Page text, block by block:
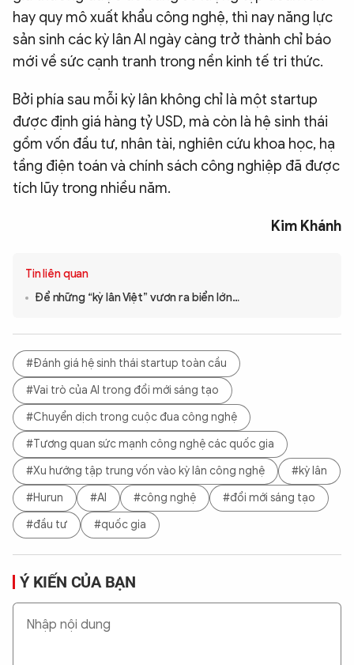
hay quy mô xuất khẩu công nghệ, thì nay năng lực
sản sinh các kỳ lân AI ngày càng trở thành chỉ báo
mới về sức cạnh tranh trong nền kinh tế tri thức.
Bởi phía sau mỗi kỳ lân không chỉ là một startup
được định giá hàng tỷ USD, mà còn là hệ sinh thái
gồm vốn đầu tư, nhân tài, nghiên cứu khoa học, hạ
tầng điện toán và chính sách công nghiệp đã được
tích lũy trong nhiều năm.
Kim Khánh
Tin liên quan
Để những “kỳ lân Việt” vươn ra biển lớn…
#Đánh giá hệ sinh thái startup toàn cầu
#Vai trò của AI trong đổi mới sáng tạo
#Chuyển dịch trong cuộc đua công nghệ
#Tương quan sức mạnh công nghệ các quốc gia
#Xu hướng tập trung vốn vào kỳ lân công nghệ
#kỳ lân
#Hurun
#AI #công nghệ
#đổi mới sáng tạo
#đầu tư
#quốc gia
Ý KIẾN CỦA BẠN